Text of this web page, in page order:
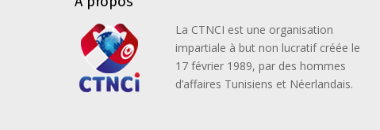
La CTNCI est une organisation
impartiale à but non lucratif créée le
17 février 1989, par des hommes
d’affaires Tunisiens et Néerlandais.